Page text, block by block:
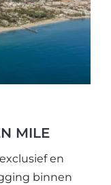
MILE
en
binnen